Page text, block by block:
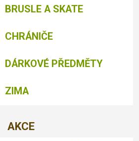
BRUSLE A SKATE
CHRÁNIČE
DÁRKOVÉ PŘEDMĚTY
ZIMA
AKCE